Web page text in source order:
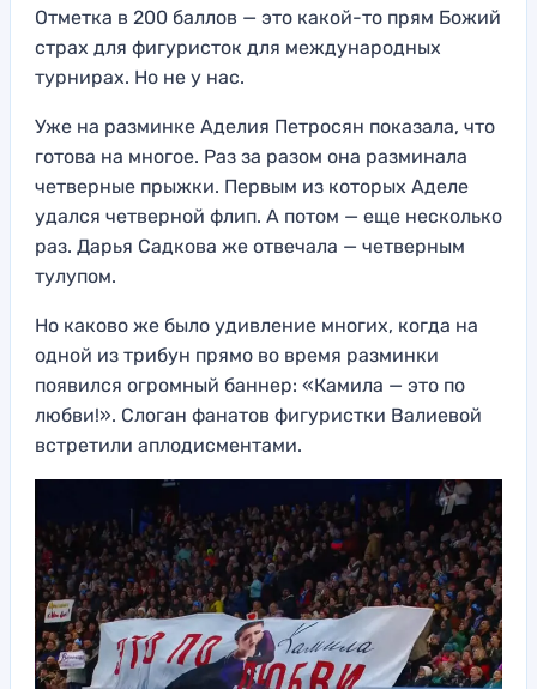
Отметка в 200 баллов — это какой-то прям Божий
страх для фигуристок для международных
турнирах. Но не у нас.
Уже на разминке Аделия Петросян показала, что
готова на многое. Раз за разом она разминала
четверные прыжки. Первым из которых Аделе
удался четверной флип. А потом — еще несколько
раз. Дарья Садкова же отвечала — четверным
тулупом.
Но каково же было удивление многих, когда на
одной из трибун прямо во время разминки
появился огромный баннер: «Камила — это по
любви!». Слоган фанатов фигуристки Валиевой
встретили аплодисментами.